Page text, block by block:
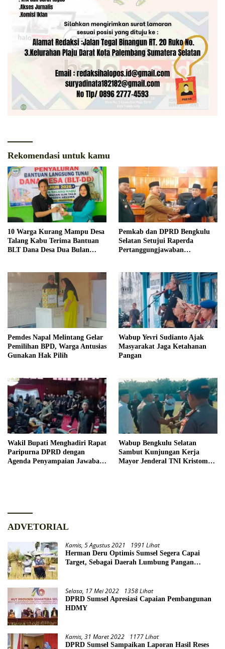
Rekomendasi untuk kamu
10 Warga Kurang Mampu Desa
Talang Kabu Terima Bantuan
BLT Dana Desa Dua Bulan
Pemkab dan DPRD Bengkulu
Selatan Setujui Raperda
Pertanggungjawaban
Pemdes Napal Melintang Gelar
Pemilihan BPD, Warga Antusias
Gunakan Hak Pilih
Wabup Yevri Sudianto Ajak
Masyarakat Jaga Ketahanan
Pangan
Wakil Bupati Menghadiri Rapat
Paripurna DPRD dengan
Agenda Penyampaian Jawaban
Wabup Bengkulu Selatan
Sambut Kunjungan Kerja
Mayor Jenderal TNI Kristomei
ADVETORIAL
Kamis, 5 Agustus 2021 1991 Lihat
Herman Deru Optimis Sumsel Segera Capai
Target, Sebagai Daerah Lumbung Pangan
Selasa, 17 Mei 2022 1358 Lihat
DPRD Sumsel Apresiasi Capaian Pembangunan
HDMY
Kamis, 31 Maret 2022 1177 Lihat
DPRD Sumsel Sampaikan Laporan Hasil Reses